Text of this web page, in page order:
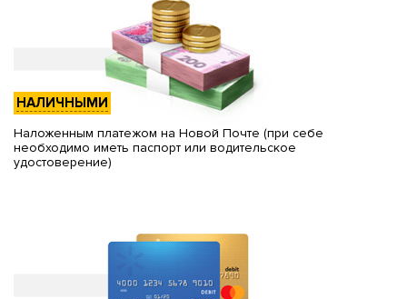
НАЛИЧНЫМИ
Наложенным платежом на Новой Почте (при себе
необходимо иметь паспорт или водительское
удостоверение)